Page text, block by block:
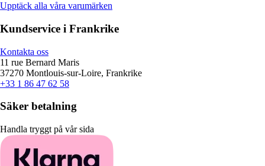
Upptäck alla våra varumärken
Kundservice i Frankrike
Kontakta oss
11 rue Bernard Maris
37270 Montlouis-sur-Loire, Frankrike
+33 1 86 47 62 58
Säker betalning
Handla tryggt på vår sida